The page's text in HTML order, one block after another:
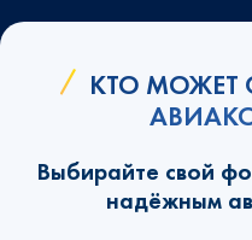
КТО МОЖЕТ
Выбирайте свой
надёжным